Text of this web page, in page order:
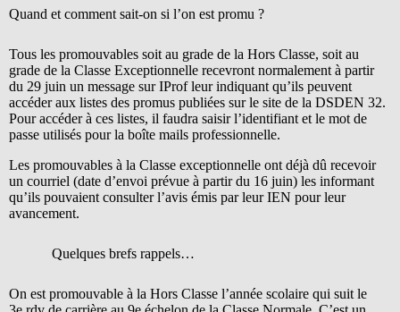
Quand et comment sait-on si l’on est promu ?
Tous les promouvables soit au grade de la Hors Classe, soit au
grade de la Classe Exceptionnelle recevront normalement à partir
du 29 juin un message sur IProf leur indiquant qu’ils peuvent
accéder aux listes des promus publiées sur le site de la DSDEN 32.
Pour accéder à ces listes, il faudra saisir l’identifiant et le mot de
passe utilisés pour la boîte mails professionnelle.
Les promouvables à la Classe exceptionnelle ont déjà dû recevoir
un courriel (date d’envoi prévue à partir du 16 juin) les informant
qu’ils pouvaient consulter l’avis émis par leur IEN pour leur
avancement.
Quelques brefs rappels…
On est promouvable à la Hors Classe l’année scolaire qui suit le